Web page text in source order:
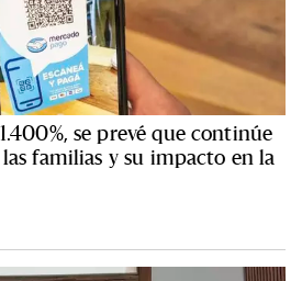
se prevé que continúe
familias y su impacto en la